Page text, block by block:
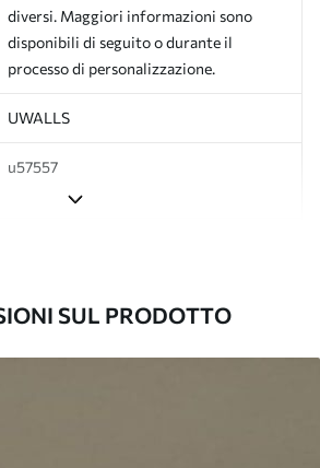
diversi. Maggiori informazioni sono
disponibili di seguito o durante il
processo di personalizzazione.
UWALLS
u57557
SUL PRODOTTO